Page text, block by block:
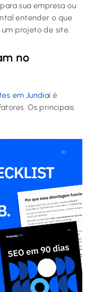
sua empresa ou
entender o que
projeto de site.
no
em Jundiaí é
Os principais